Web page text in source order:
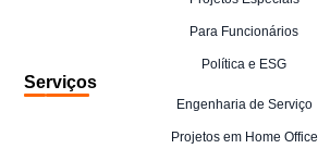
Para Funcionários
Política e ESG
Serviços
Engenharia de Serviço
Projetos em Home Office